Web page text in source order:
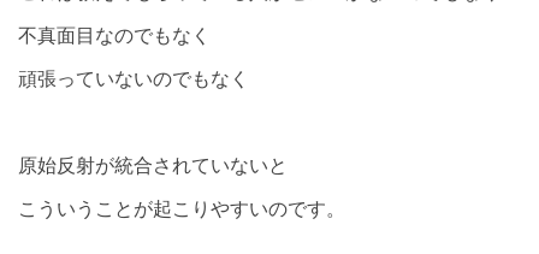
不真面目なのでもなく
頑張っていないのでもなく
原始反射が統合されていないと
こういうことが起こりやすいのです。